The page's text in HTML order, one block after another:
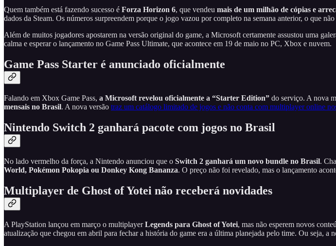
Quem também está fazendo sucesso é Forza Horizon 6, que vendeu mais de um milhão de cópias e
dados da Steam. Os números surpreendem porque o jogo vazou por completo na semana anterior, o que
Além de muitos jogadores apostarem na versão original do game, a Microsoft certamente assustou uma
calma e esperar o lançamento no Game Pass Ultimate, que acontece em 19 de maio no PC, Xbox e nuvem.
Game Pass Starter é anunciado oficialmente
Falando em Xbox Game Pass, a Microsoft revelou oficialmente a “Starter Edition” do serviço. A nova
mensais no Brasil. A nova versão traz um catálogo limitado de jogos e não conta com multiplayer online
Nintendo Switch 2 ganhará pacote com jogos no Brasil
No lado vermelho da força, a Nintendo anunciou que o Switch 2 ganhará um novo bundle no Brasil.
World, Pokémon Pokopia ou Donkey Kong Bananza. O preço não foi revelado, mas o lançamento
Multiplayer de Ghost of Yotei não receberá novidades
A PlayStation lançou em março o multiplayerLegends para Ghost of Yotei, mas não esperem novos
atualização que chegou em abril para fechar a história do game era a última planejada pelo time. Ou seja,